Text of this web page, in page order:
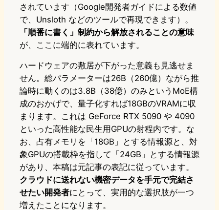
されています（Google開発者ガイドによる数値
で、Unsloth などのツールで再現できます）。
「順番に書く」制約から解放されることの意味
が、ここに端的に表れています。
ハードウェアの敷居が下がった意義も見逃せま
せん。総パラメーターは26B（260億）ながら推
論時に動くのは3.8B（38億）のみというMoE構
成のおかげで、量子化すれば18GBのVRAMに収
まります。これは GeForce RTX 5090 や 4090
といった高性能な民生用GPUの射程内です。な
お、占有メモリを「18GB」とする情報源と、対
象GPUの搭載枠を指して「24GB」とする情報源
があり、本稿は元記事の表記に従っています。
クラウドに送れない機密データを手元で完結さ
せたい開発者にとって、実用的な選択肢が一つ
増えたことになります。